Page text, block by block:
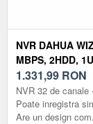
NVR DAHUA
MBPS, 2HDD, 1U
1.331,99 RON
NVR 32 de
Poate inregistra
Are un design